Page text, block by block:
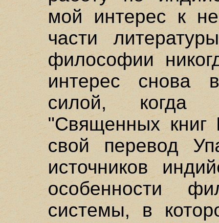
мой интерес к
части
философии
интерес снова
силой, когда
"Священных книг
свой перевод
источников
особенности
системы, в